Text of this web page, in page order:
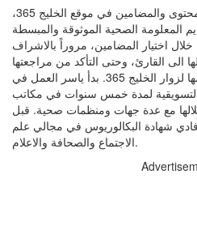
عمل ياسر كمدير سابق لقسم المحتوى والمضامين في موقع الخليج 365،
المعلومة الصحية الموثوقة والمبسطة
365. وذلك من خلال اختيار المضامين، مروراً بالاشراف
الى القارئ، وحتى التأكد من مراجعتها
والمصادقة الطبية عليها وتقديمها لزوار الخليج 365. بدأ ياسر العمل في
التسويقية لمدة خمس سنوات في مكاتب
مع عدة جهات ومنظمات صحية. قبل
الخليج 365 يحمل فادي شهادة البكالوريوس في مجالي علم
الاجتماع والصحافة والاعلام.